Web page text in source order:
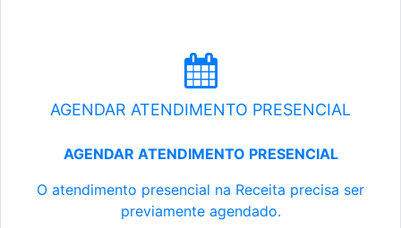
AGENDAR ATENDIMENTO PRESENCIAL
AGENDAR ATENDIMENTO PRESENCIAL
O atendimento presencial na Receita precisa ser
previamente agendado.